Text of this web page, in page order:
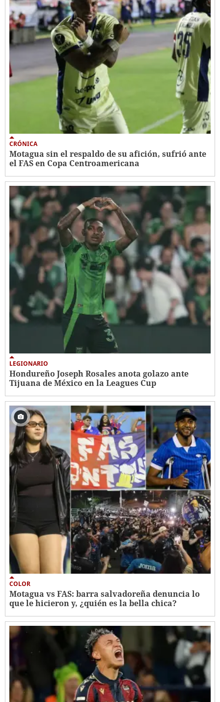
CRÓNICA
Motagua sin el respaldo de su afición, sufrió ante
el FAS en Copa Centroamericana
LEGIONARIO
Hondureño Joseph Rosales anota golazo ante
Tijuana de México en la Leagues Cup
COLOR
Motagua vs FAS: barra salvadoreña denuncia lo
que le hicieron y, ¿quién es la bella chica?